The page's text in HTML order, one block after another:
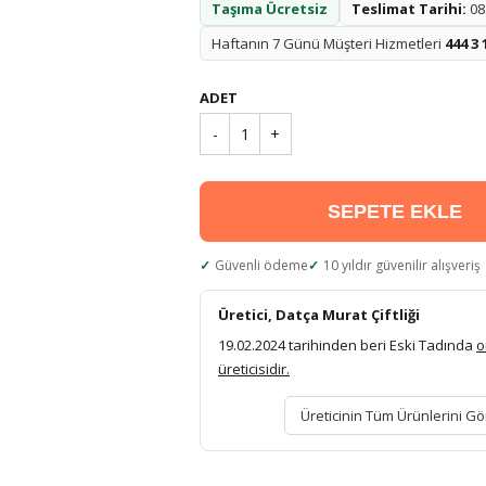
Taşıma Ücretsiz Teslimat Tarihi:
Haftanın 7 Günü Müşteri Hizmetleri 444 3
ADET
- 1 +
SEPETE EKLE
Güvenli ödeme 10 yıldır güvenilir alışveriş
Üretici, Datça Murat Çiftliği
19.02.2024 tarihinden beri Eski Tadında
üreticisidir.
Üreticinin Tüm Ürünlerini